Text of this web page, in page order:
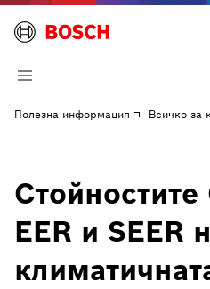
Полезна информация Всичко за
Стойностите
EER и SEER